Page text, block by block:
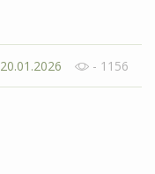
20.01.2026 - 1156